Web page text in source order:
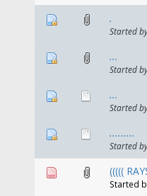
.
Started
...
Started
...
Started
.........
Started
(((((
Started